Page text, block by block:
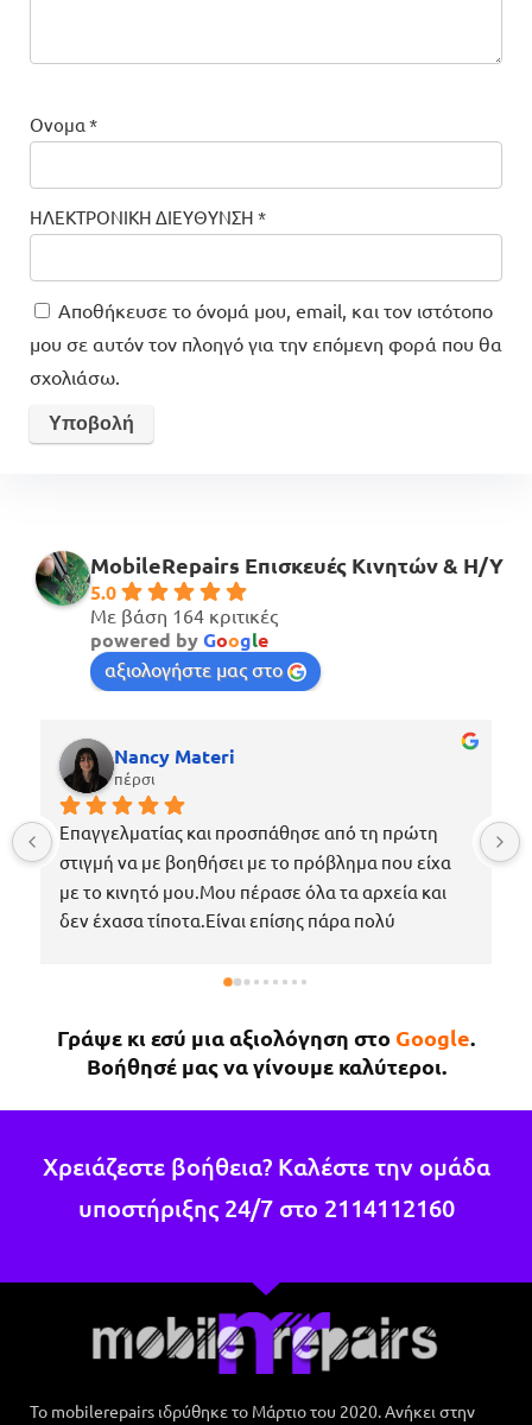
Ονομα *
ΗΛΕΚΤΡΟΝΙΚΗ ΔΙΕΥΘΥΝΣΗ *
Αποθήκευσε το όνομά μου, email, και τον ιστότοπο
μου σε αυτόν τον πλοηγό για την επόμενη φορά που θα
σχολιάσω.
MobileRepairs Επισκευές Κινητών & H/Y
5.0
Με βάση 164 κριτικές
powered byGoogle
αξιολογήστε μας στο
Nancy Materi
πέρσι
Επαγγελματίας και προσπάθησε από τη πρώτη
στιγμή να με βοηθήσει με το πρόβλημα που είχα
με το κινητό μου.Μου πέρασε όλα τα αρχεία και
δεν έχασα τίποτα.Είναι επίσης πάρα πολύ
να πάρω το κινητό μου το νωρίτερο δυνατόν
κάτι άλλο θα επιστρέψω σίγουρα.
Γράψε κι εσύ μια αξιολόγηση στο Google.
Βοήθησέ μας να γίνουμε καλύτεροι.
Χρειάζεστε βοήθεια? Καλέστε την ομάδα
υποστήριξης 24/7 στο 2114112160
Το mobilerepairs ιδρύθηκε το Μάρτιο του 2020. Ανήκει στην